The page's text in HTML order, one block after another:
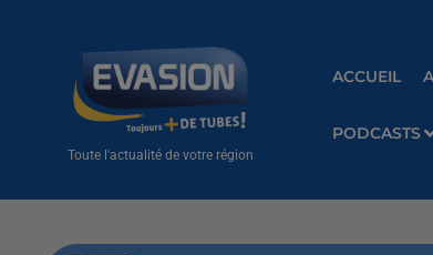
Toute l'actualité de votre région
ACCUEIL
PODCASTS